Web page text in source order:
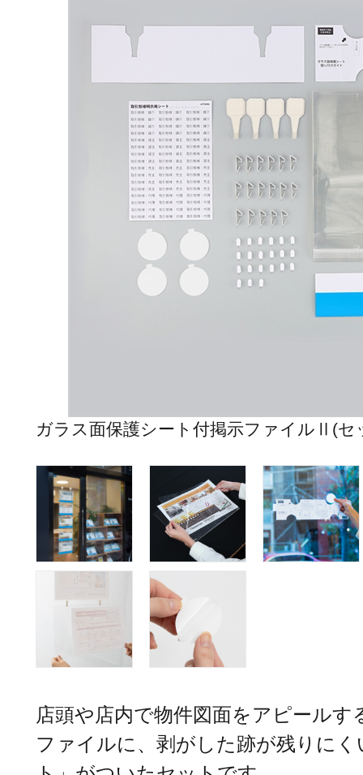
ガラス面保護シート付掲示ファイルⅡ(セ
店頭や店内で物件図面をアピールす
ファイルに、剥がした跡が残りに